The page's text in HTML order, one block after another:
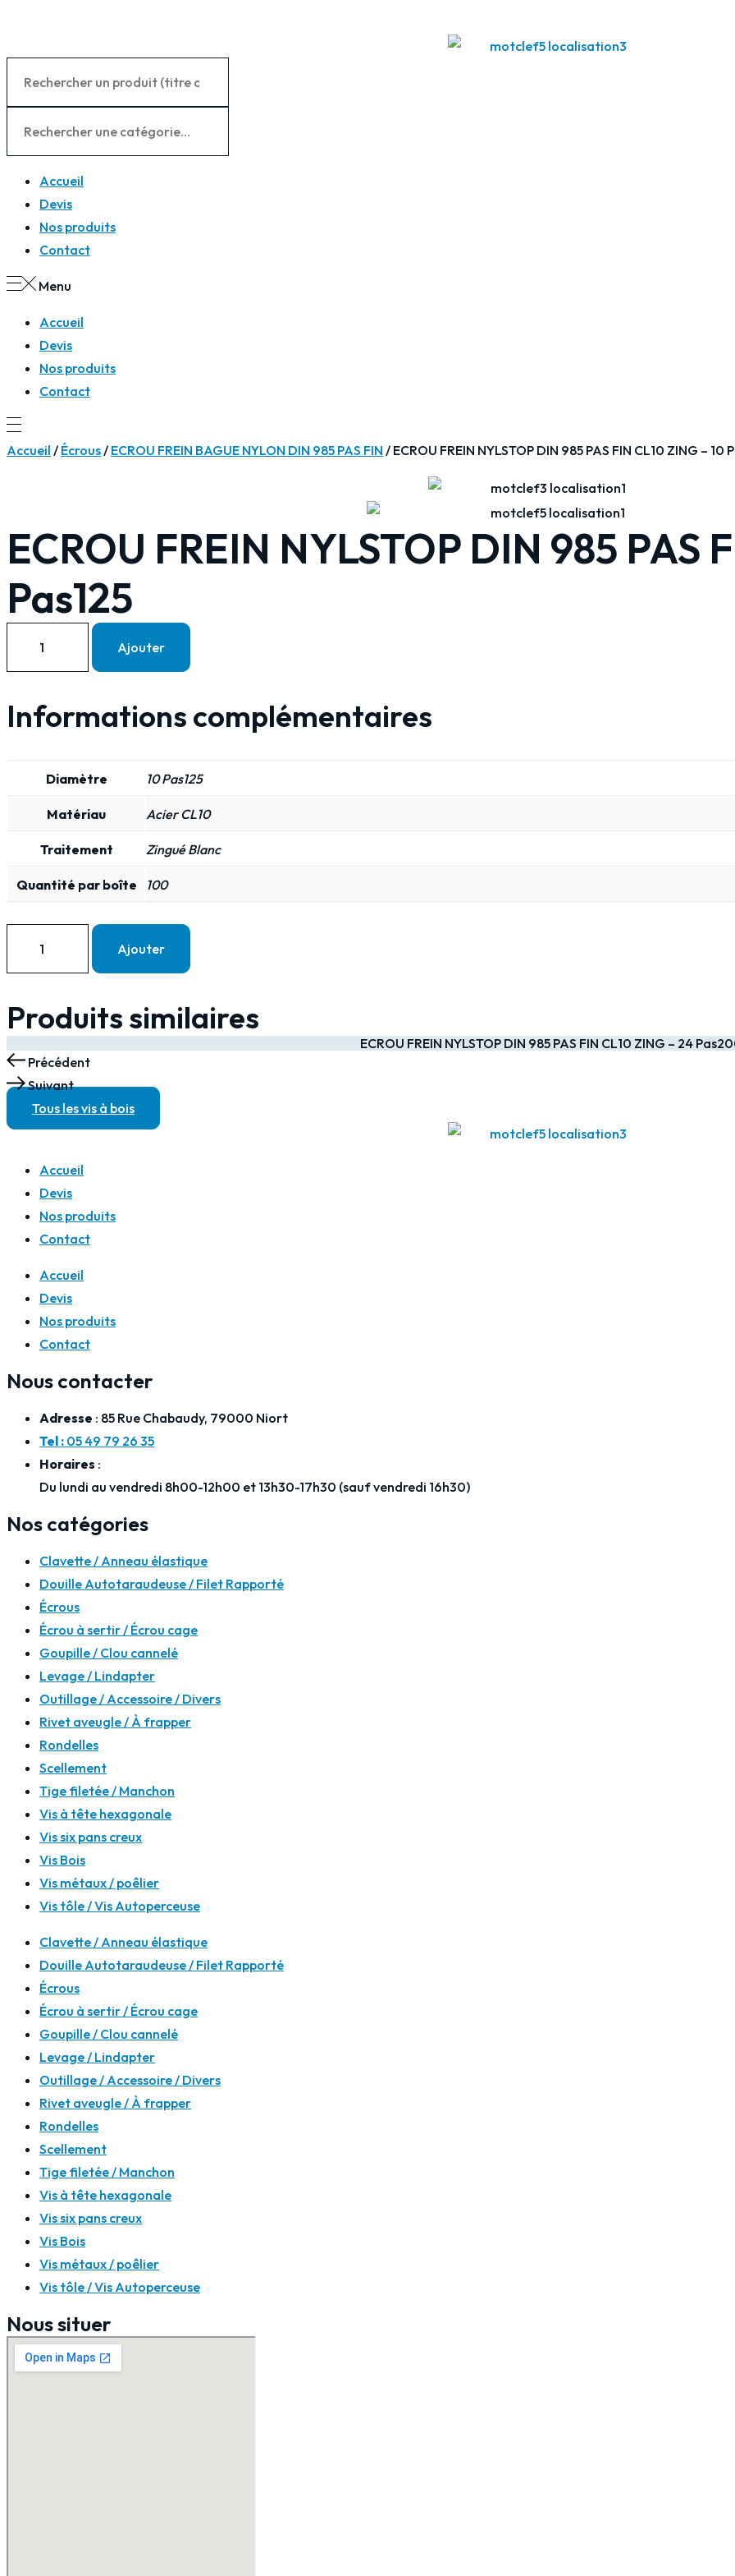
Accueil
Devis
Nos produits
Contact
Menu
Accueil
Devis
Nos produits
Contact
Accueil / Écrous / ECROU FREIN BAGUE NYLON DIN 985 PAS FIN / ECROU FREIN NYLSTOP DIN 985 PAS FIN CL10 ZING – 10
ECROU FREIN NYLSTOP DIN 985 PAS
Pas125
FREIN
NYLSTOP
PAS
ZING
Ajouter
Informations complémentaires
Diamètre 10 Pas125
Matériau Acier CL10
Traitement Zingué Blanc
Quantité par boîte 100
FREIN
NYLSTOP
DIN
985
PAS
FIN
ZING
Pas125
Ajouter
Produits similaires
ECROU FREIN NYLSTOP DIN 985 PAS FIN CL10 ZING – 24
Précédent
Suivant
Tous les vis à bois
Accueil
Devis
Nos produits
Contact
Accueil
Devis
Nos produits
Contact
Nous contacter
Adresse : 85 Rue Chabaudy, 79000 Niort
Tel : 05 49 79 26 35
Horaires :
Du lundi au vendredi 8h00-12h00 et 13h30-17h30 (sauf vendredi 16h30)
Nos catégories
Clavette / Anneau élastique
Douille Autotaraudeuse / Filet Rapporté
Écrous
Écrou à sertir / Écrou cage
Goupille / Clou cannelé
Levage / Lindapter
Outillage / Accessoire / Divers
Rivet aveugle / À frapper
Rondelles
Scellement
Tige filetée / Manchon
Vis à tête hexagonale
Vis six pans creux
Vis Bois
Vis métaux / poêlier
Vis tôle / Vis Autoperceuse
Clavette / Anneau élastique
Douille Autotaraudeuse / Filet Rapporté
Écrous
Écrou à sertir / Écrou cage
Goupille / Clou cannelé
Levage / Lindapter
Outillage / Accessoire / Divers
Rivet aveugle / À frapper
Rondelles
Scellement
Tige filetée / Manchon
Vis à tête hexagonale
Vis six pans creux
Vis Bois
Vis métaux / poêlier
Vis tôle / Vis Autoperceuse
Nous situer